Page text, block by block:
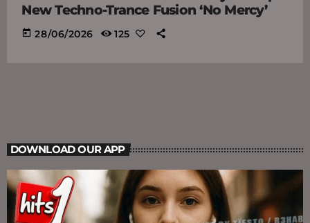
New Techno-Trance Fusion ‘No Mercy’
today 28/06/2026 125
DOWNLOAD OUR APP